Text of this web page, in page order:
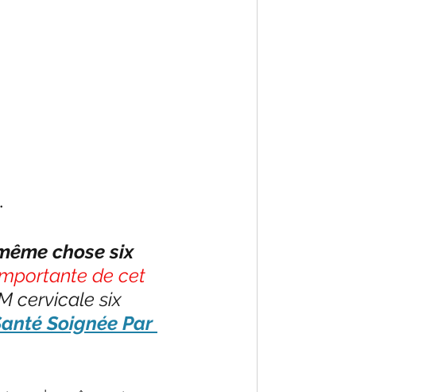
chose six
de cet
cervicale six
Soignée Par